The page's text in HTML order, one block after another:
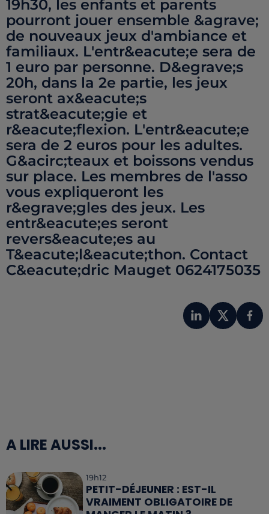
19h30, les enfants et parents
pourront jouer ensemble &agrave;
de nouveaux jeux d'ambiance et
familiaux. L'entr&eacute;e sera de
1 euro par personne. D&egrave;s
20h, dans la 2e partie, les jeux
seront ax&eacute;s
strat&eacute;gie et
r&eacute;flexion. L'entr&eacute;e
sera de 2 euros pour les adultes.
G&acirc;teaux et boissons vendus
sur place. Les membres de l'asso
vous expliqueront les
r&egrave;gles des jeux. Les
entr&eacute;es seront
revers&eacute;es au
T&eacute;l&eacute;thon. Contact
C&eacute;dric Mauget 0624175035
A LIRE AUSSI...
19h12
PETIT-DÉJEUNER : EST-IL
VRAIMENT OBLIGATOIRE DE